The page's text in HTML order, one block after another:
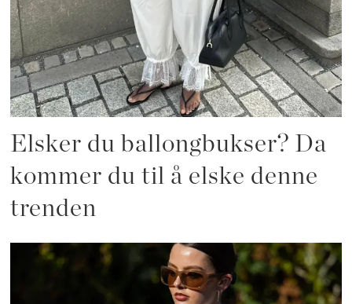
Elsker du ballongbukser? Da
kommer du til å elske denne
trenden